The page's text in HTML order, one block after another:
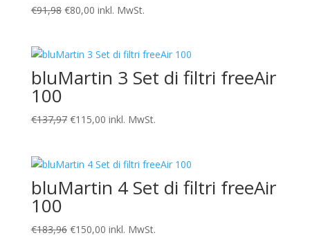
€91,98 Il
era:
€91,98.
€80,00Il
è:
€80,00.
inkl. MwSt.
bluMartin 3 Set di filtri freeAir
100
€137,97 Il
era:
€137,97.
€115,00Il
è:
€115,00.
inkl. MwSt.
bluMartin 4 Set di filtri freeAir
100
€183,96 Il
€150,00Ilinkl. MwSt.